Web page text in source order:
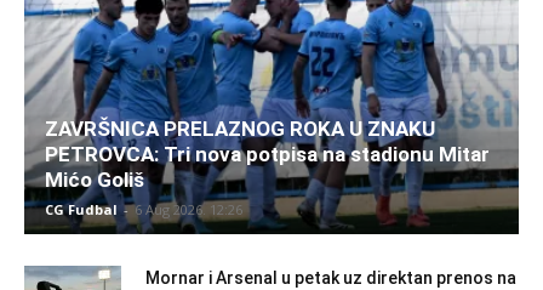
ZAVRŠNICA PRELAZNOG ROKA U ZNAKU
PETROVCA: Tri nova potpisa na stadionu Mitar
Mićo Goliš
CG Fudbal - 6 Aug 2026. 12:26
Mornar i Arsenal u petak uz direktan prenos na